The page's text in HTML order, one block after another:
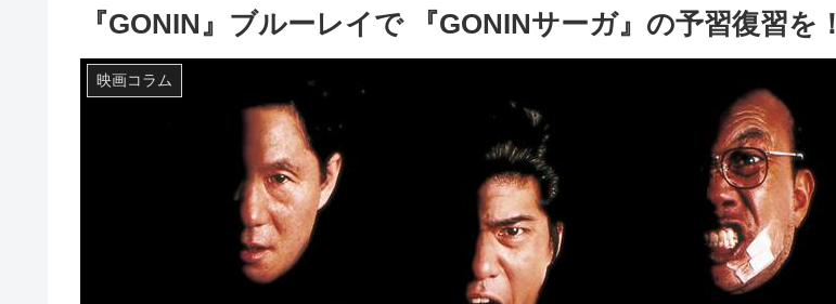
『GONIN』ブルーレイで 『GONINサーガ』の予習復習を！
映画コラム